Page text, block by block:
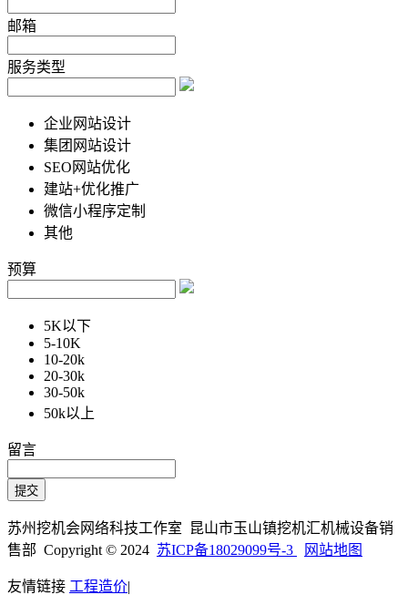
邮箱
服务类型
企业网站设计
集团网站设计
SEO网站优化
建站+优化推广
微信小程序定制
其他
预算
5K以下
5-10K
10-20k
20-30k
30-50k
50k以上
留言
苏州挖机会网络科技工作室 昆山市玉山镇挖机汇机械设备销
售部 Copyright © 2024 苏ICP备18029099号-3 网站地图
友情链接 工程造价|